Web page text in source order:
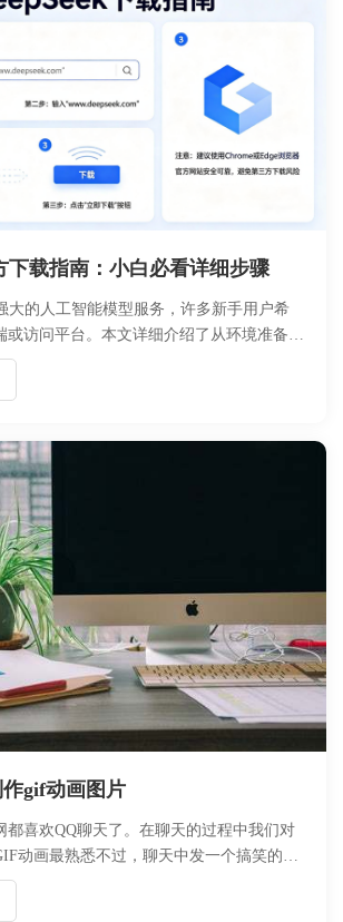
下载指南：小白必看详细步骤
大的人工智能模型服务，许多新手用户希
或访问平台。本文详细介绍了从环境准备、
、安装配置的全流程。内容涵盖系统要
装步骤及常见问题解答，帮助用户安全、快
gif动画图片
都喜欢QQ聊天了。在聊天的过程中我们对
动画最熟悉不过，聊天中发一个搞笑的
别受人欢迎，特别是那些视频画面中的gif
俊不禁、影响深刻。一个好的gif动画图片